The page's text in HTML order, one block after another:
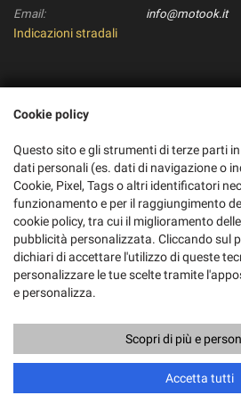
Email:
info@motook.it
Indicazioni stradali
Pico Moto S.R.L.
C.F/P.IVA:01895280434
Registro delle imprese:AV
REA:AV-188862
Copyright © 2026 GestionaleAuto.com
Leggi l'informativa sulla privacy-Cookie
GestionaleAuto.com
Cookie policy
Questo sito e gli strumenti di terze parti
dati personali (es. dati di navigazione o
Cookie, Pixel, Tags o altri identificatori
funzionamento e per il raggiungimento
cookie policy, tra cui il miglioramento
pubblicità personalizzata. Cliccando sul
dichiari di accettare l'utilizzo di queste
personalizzare le tue scelte tramite
e personalizza.
Scopri di più e
Accetta tutti